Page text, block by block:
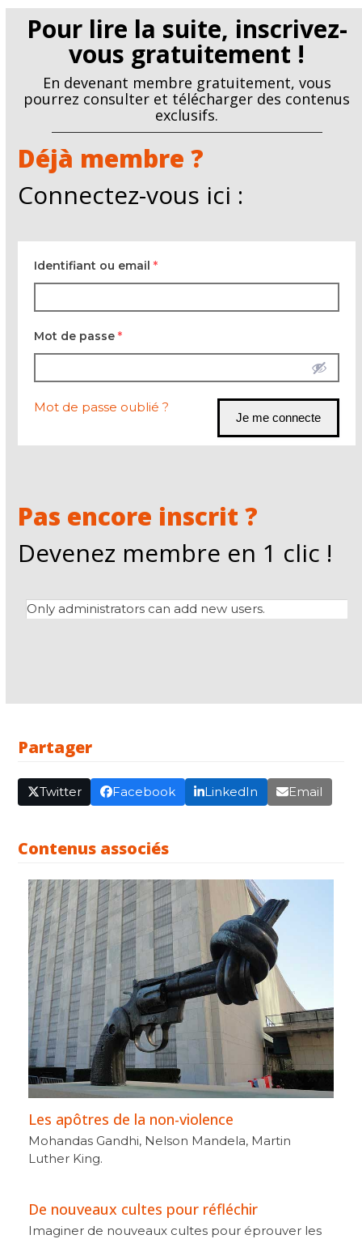
Pour lire la suite, inscrivez-
vous gratuitement !
En devenant membre gratuitement, vous
pourrez consulter et télécharger des contenus
exclusifs.
Déjà membre ?
Connectez-vous ici :
Identifiant ou email*
Mot de passe*
Mot de passe oublié ?
Pas encore inscrit ?
Devenez membre en 1 clic !
Only administrators can add new users.
Partager
Twitter Facebook LinkedIn Email
Contenus associés
Les apôtres de la non-violence
Mohandas Gandhi, Nelson Mandela, Martin
Luther King.
De nouveaux cultes pour réfléchir
Imaginer de nouveaux cultes pour éprouver les